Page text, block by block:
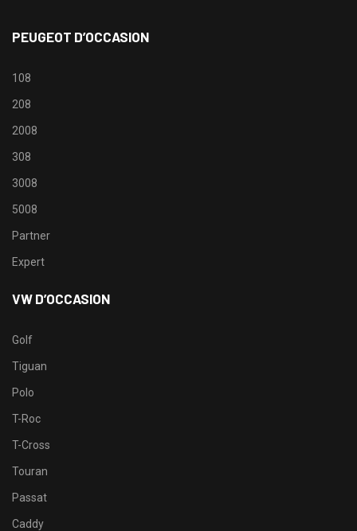
PEUGEOT D’OCCASION
108
208
2008
308
3008
5008
Partner
Expert
VW D’OCCASION
Golf
Tiguan
Polo
T-Roc
T-Cross
Touran
Passat
Caddy